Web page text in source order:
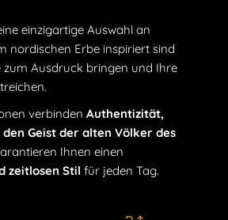
einzigartige Auswahl an
nordischen Erbe inspiriert sind
zum Ausdruck bringen und Ihre
verbinden Authentizität,
Geist der alten Völker des
Ihnen einen
zeitlosen Stil für jeden Tag.